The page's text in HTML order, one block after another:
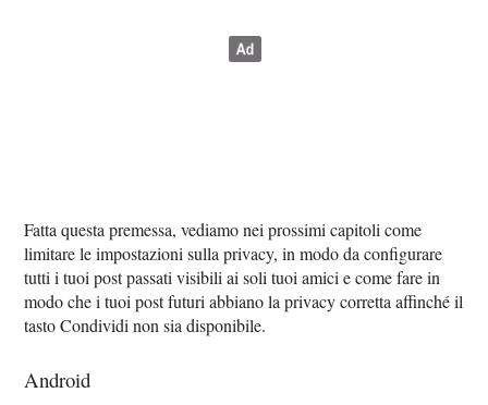
Fatta questa premessa, vediamo nei prossimi capitoli come
limitare le impostazioni sulla privacy, in modo da configurare
tutti i tuoi post passati visibili ai soli tuoi amici e come fare in
modo che i tuoi post futuri abbiano la privacy corretta affinché il
tasto Condividi non sia disponibile.
Android